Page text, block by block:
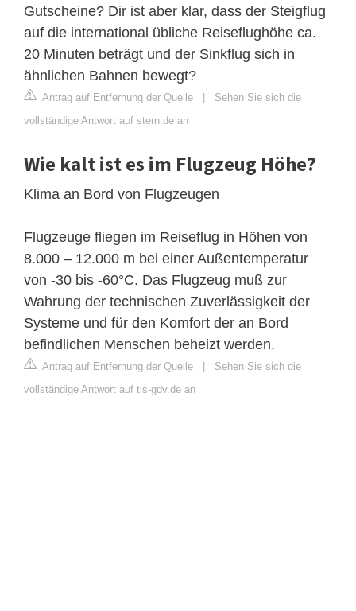
Gutscheine? Dir ist aber klar, dass der Steigflug
auf die international übliche Reiseflughöhe ca.
20 Minuten beträgt und der Sinkflug sich in
ähnlichen Bahnen bewegt?
Antrag auf Entfernung der Quelle | Sehen Sie sich die
vollständige Antwort auf stern.de an
Wie kalt ist es im Flugzeug Höhe?
Klima an Bord von Flugzeugen
Flugzeuge fliegen im Reiseflug in Höhen von
8.000 – 12.000 m bei einer Außentemperatur
von -30 bis -60°C. Das Flugzeug muß zur
Wahrung der technischen Zuverlässigkeit der
Systeme und für den Komfort der an Bord
befindlichen Menschen beheizt werden.
Antrag auf Entfernung der Quelle | Sehen Sie sich die
vollständige Antwort auf tis-gdv.de an